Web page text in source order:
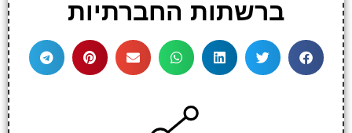
ברשתות החברתיות